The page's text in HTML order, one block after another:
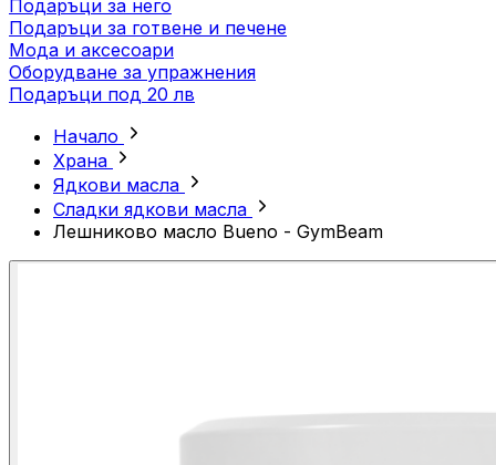
Подаръци за него
Подаръци за готвене и печене
Мода и аксесоари
Оборудване за упражнения
Подаръци под 20 лв
Начало
Храна
Ядкови масла
Сладки ядкови масла
Лешниково масло Bueno - GymBeam